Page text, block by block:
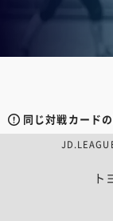
同じ対戦カード
ト